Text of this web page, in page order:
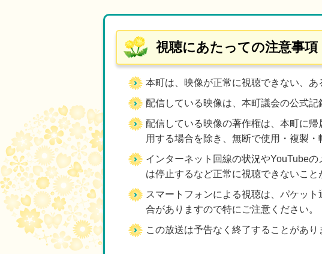
視聴にあたっての注意事項
本町は、映像が正常に視聴できない、
配信している映像は、本町議会の公式記
配信している映像の著作権は、本町に
用する場合を除き、無断で使用・複製・
インターネット回線の状況やYouTube
は停止するなど正常に視聴できないこと
スマートフォンによる視聴は、パケッ
合がありますので特にご注意ください。
この放送は予告なく終了することがあり